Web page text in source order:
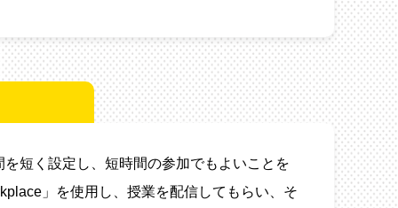
短く設定し、短時間の参加でもよいことを
」を使用し、授業を配信してもらい、そ